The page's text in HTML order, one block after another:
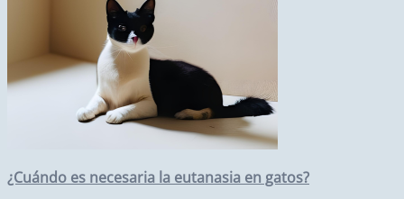
¿Cuándo es necesaria la eutanasia en gatos?